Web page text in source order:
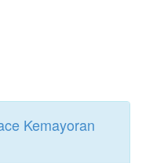
Kemayoran